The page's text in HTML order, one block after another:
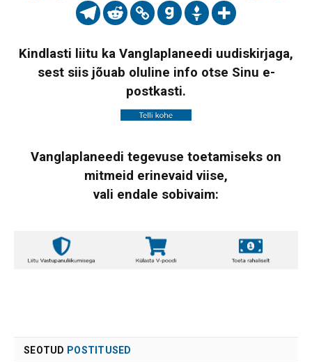
Kindlasti liitu ka Vanglaplaneedi uudiskirjaga,
sest siis jõuab oluline info otse Sinu e-
postkasti.
Vanglaplaneedi tegevuse toetamiseks on
mitmeid erinevaid viise,
vali endale sobivaim:
SEOTUD POSTITUSED